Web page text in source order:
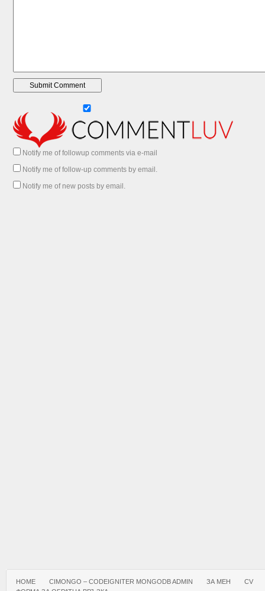
Notify me of followup comments via e-mail
Notify me of follow-up comments by email.
Notify me of new posts by email.
HOME CIMONGO – CODEIGNITER MONGODB ADMIN ЗА МЕН
CV